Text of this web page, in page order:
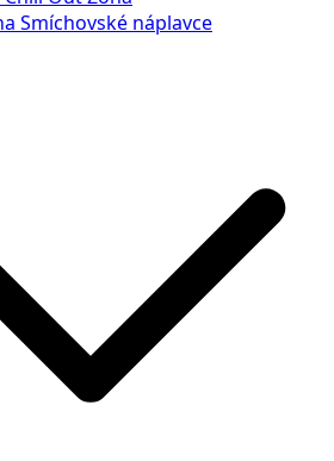
Smíchovské náplavce